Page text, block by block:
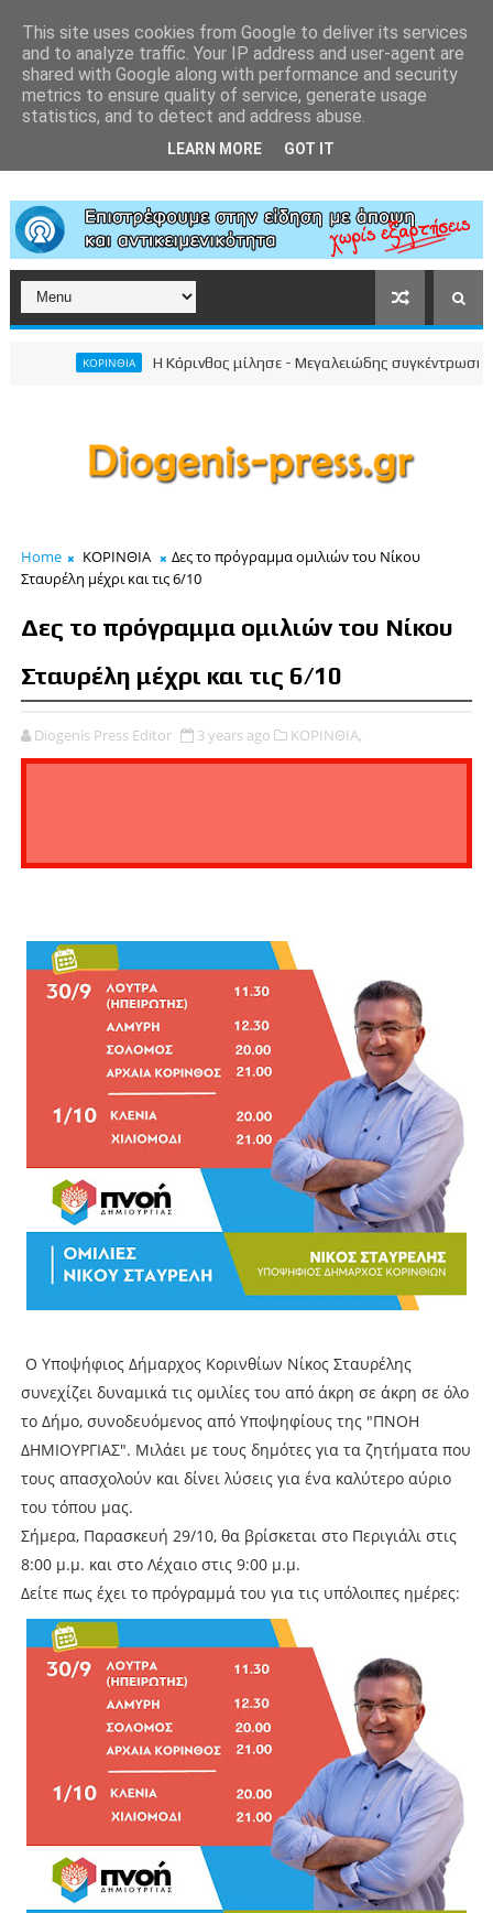
ΚΟΡΙΝΘΙΑ Η Κόρινθος μίλησε - Μεγαλειώδης συγκέντρωση του
Home ΚΟΡΙΝΘΙΑ
Δες το πρόγραμμα ομιλιών του Νίκου
Σταυρέλη μέχρι και τις 6/10
Δες το πρόγραμμα ομιλιών του Νίκου
Σταυρέλη μέχρι και τις 6/10
Diogenis Press Editor 3 years ago ΚΟΡΙΝΘΙΑ,
Ο Υποψήφιος Δήμαρχος Κορινθίων Νίκος Σταυρέλης
συνεχίζει δυναμικά τις ομιλίες του από άκρη σε άκρη σε όλο
το Δήμο, συνοδευόμενος από Υποψηφίους της "ΠΝΟΗ
ΔΗΜΙΟΥΡΓΙΑΣ". Μιλάει με τους δημότες για τα ζητήματα που
τους απασχολούν και δίνει λύσεις για ένα καλύτερο αύριο
του τόπου μας.
Σήμερα, Παρασκευή 29/10, θα βρίσκεται στο Περιγιάλι στις
8:00 μ.μ. και στο Λέχαιο στις 9:00 μ.μ.
Δείτε πως έχει το πρόγραμμά του για τις υπόλοιπες ημέρες:
This site uses cookies from Google to deliver its services
and to analyze traffic. Your IP address and user-agent are
shared with Google along with performance and security
metrics to ensure quality of service, generate usage
statistics, and to detect and address abuse.
LEARN MORE GOT IT